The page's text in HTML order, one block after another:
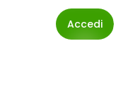
Accedi